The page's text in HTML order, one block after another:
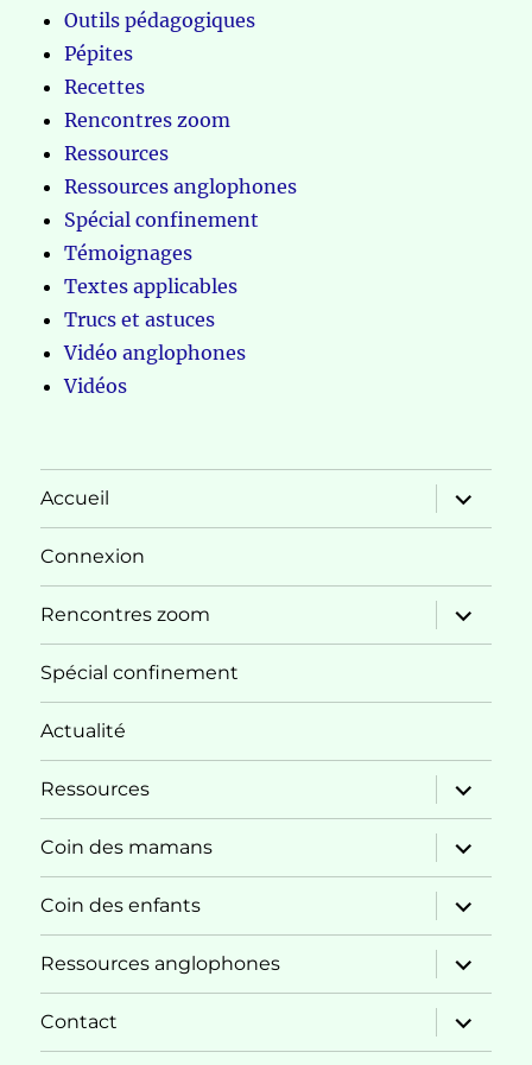
Outils pédagogiques
Pépites
Recettes
Rencontres zoom
Ressources
Ressources anglophones
Spécial confinement
Témoignages
Textes applicables
Trucs et astuces
Vidéo anglophones
Vidéos
Accueil
ouvrir
le
sous-
Connexion
Rencontres zoom
ouvrir
le
sous-
Spécial confinement
Actualité
Ressources
ouvrir
le
sous-
menu
Coin des mamans
ouvrir
le
sous-
menu
Coin des enfants
ouvrir
le
sous-
menu
Ressources anglophones
ouvrir
le
sous-
menu
Contact
ouvrir
le
sous-